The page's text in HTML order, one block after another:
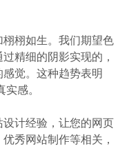
栩如生。我们期望色
精细的阴影实现的，
觉。这种趋势表明
感。
计经验，让您的网页
秀网站制作等相关，